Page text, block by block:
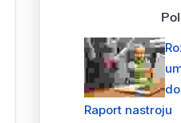
Raport nastroju